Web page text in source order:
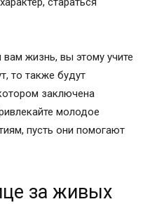
жизнь, вы этому учите
то также будут
заключена
молодое
пусть они помогают
за живых